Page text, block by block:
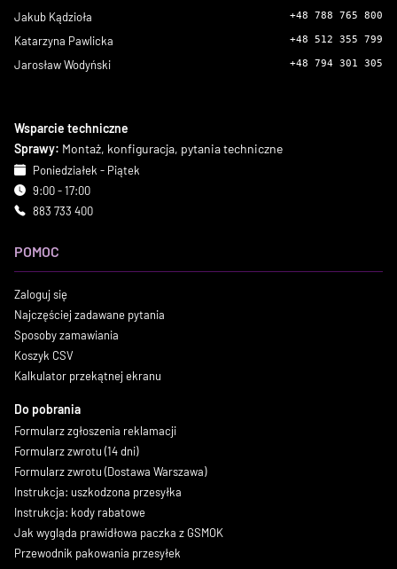
Jakub Kądzioła +48 788 765 800
Katarzyna Pawlicka +48 512 355 799
Jarosław Wodyński +48 794 301 305
Wsparcie techniczne
Sprawy: Montaż, konfiguracja, pytania techniczne
Poniedziałek - Piątek
9:00 - 17:00
883 733 400
POMOC
Zaloguj się
Najczęściej zadawane pytania
Sposoby zamawiania
Koszyk CSV
Kalkulator przekątnej ekranu
Do pobrania
Formularz zgłoszenia reklamacji
Formularz zwrotu (14 dni)
Formularz zwrotu (Dostawa Warszawa)
Instrukcja: uszkodzona przesyłka
Instrukcja: kody rabatowe
Jak wygląda prawidłowa paczka z GSMOK
Przewodnik pakowania przesyłek